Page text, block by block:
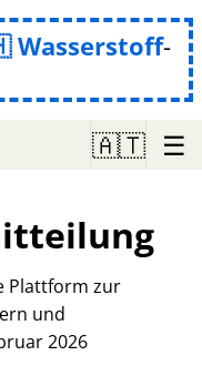
Wasserstoff-
🇦🇹 ☰
Plattform zur
und
2026